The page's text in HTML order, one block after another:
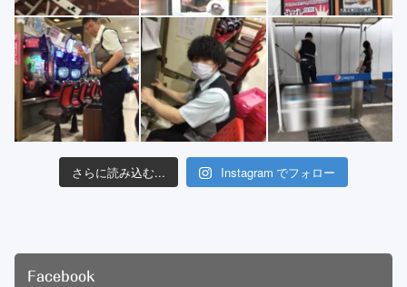
さらに読み込む... Instagram でフォロー
Facebook